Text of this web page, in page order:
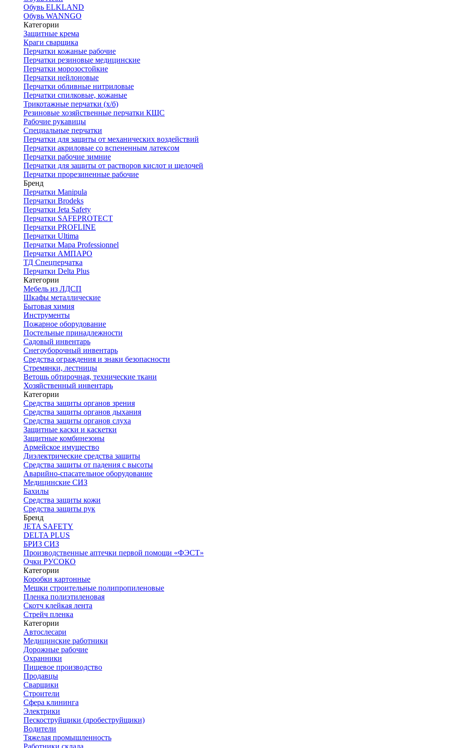
Обувь ELKLAND
Обувь WANNGO
Категории
Защитные крема
Краги сварщика
Перчатки кожаные рабочие
Перчатки резиновые медицинские
Перчатки морозостойкие
Перчатки нейлоновые
Перчатки обливные нитриловые
Перчатки спилковые, кожаные
Трикотажные перчатки (х/б)
Резиновые хозяйственные перчатки КЩС
Рабочие рукавицы
Специальные перчатки
Перчатки для защиты от механических воздействий
Перчатки акриловые со вспененным латексом
Перчатки рабочие зимние
Перчатки для защиты от растворов кислот и щелочей
Перчатки прорезиненные рабочие
Бренд
Перчатки Manipula
Перчатки Brodeks
Перчатки Jeta Safety
Перчатки SAFEPROTECT
Перчатки PROFLINE
Перчатки Ultima
Перчатки Мара Professionnel
Перчатки АМПАРО
ТД Спецперчатка
Перчатки Delta Plus
Категории
Мебель из ЛДСП
Шкафы металлические
Бытовая химия
Инструменты
Пожарное оборудование
Постельные принадлежности
Садовый инвентарь
Снегоуборочный инвентарь
Средства ограждения и знаки безопасности
Стремянки, лестницы
Ветошь обтирочная, технические ткани
Хозяйственный инвентарь
Категории
Средства защиты органов зрения
Средства защиты органов дыхания
Средства защиты органов слуха
Защитные каски и каскетки
Защитные комбинезоны
Армейское имущество
Диэлектрические средства защиты
Средства защиты от падения с высоты
Аварийно-спасательное оборудование
Медицинские СИЗ
Бахилы
Средства защиты кожи
Средства защиты рук
Бренд
JETA SAFETY
DELTA PLUS
БРИЗ СИЗ
Производственные аптечки первой помощи «ФЭСТ»
Очки РУСОКО
Категории
Коробки картонные
Мешки строительные полипропиленовые
Пленка полиэтиленовая
Скотч клейкая лента
Стрейч пленка
Категории
Автослесари
Медицинские работники
Дорожные рабочие
Охранники
Пищевое производство
Продавцы
Сварщики
Строители
Сфера клининга
Электрики
Пескоструйщики (дробеструйщики)
Водители
Тяжелая промышленность
Работники склада